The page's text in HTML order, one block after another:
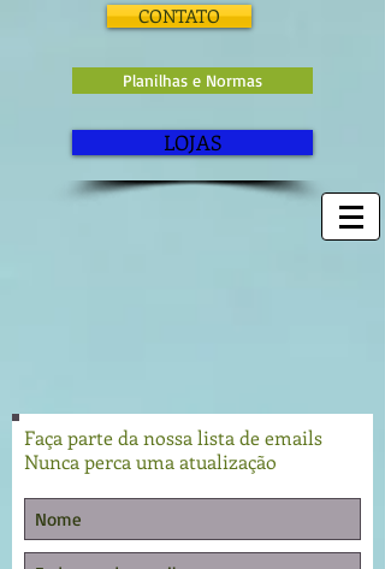
CONTATO
Planilhas e Normas
LOJAS
Faça parte da nossa lista de emails
Nunca perca uma atualização